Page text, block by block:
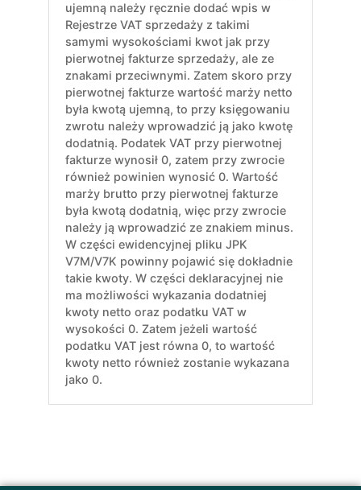
ujemną należy ręcznie dodać wpis w
Rejestrze VAT sprzedaży z takimi
samymi wysokościami kwot jak przy
pierwotnej fakturze sprzedaży, ale ze
znakami przeciwnymi. Zatem skoro przy
pierwotnej fakturze wartość marży netto
była kwotą ujemną, to przy księgowaniu
zwrotu należy wprowadzić ją jako kwotę
dodatnią. Podatek VAT przy pierwotnej
fakturze wynosił 0, zatem przy zwrocie
również powinien wynosić 0. Wartość
marży brutto przy pierwotnej fakturze
była kwotą dodatnią, więc przy zwrocie
należy ją wprowadzić ze znakiem minus.
W części ewidencyjnej pliku JPK
V7M/V7K powinny pojawić się dokładnie
takie kwoty. W części deklaracyjnej nie
ma możliwości wykazania dodatniej
kwoty netto oraz podatku VAT w
wysokości 0. Zatem jeżeli wartość
podatku VAT jest równa 0, to wartość
kwoty netto również zostanie wykazana
jako 0.